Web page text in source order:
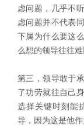
虑问题，几乎不
虑问题并不代表
下属为什么要这
么想的领导往往难
第三，领导敢于
了功劳就往自己
选择关键时刻能
导，因为这是他作